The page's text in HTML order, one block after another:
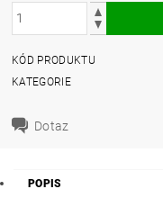
KÓD PRODUKTU
KATEGORIE
Dotaz
POPIS